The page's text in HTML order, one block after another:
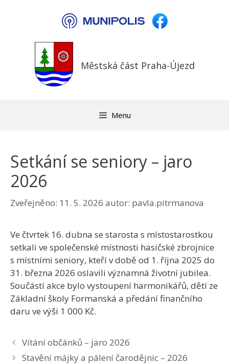
Městská část Praha-Újezd
Menu
Setkání se seniory – jaro
2026
Zveřejněno: 11. 5. 2026 autor: pavla.pitrmanova
Ve čtvrtek 16. dubna se starosta s místostarostkou
setkali ve společenské místnosti hasičské zbrojnice
s místními seniory, kteří v době od 1. října 2025 do
31. března 2026 oslavili významná životní jubilea.
Součástí akce bylo vystoupení harmonikářů, dětí ze
Základní školy Formanská a předání finančního
daru ve výši 1 000 Kč.
Vítání občánků – jaro 2026
Stavění májky a pálení čarodějnic – 2026